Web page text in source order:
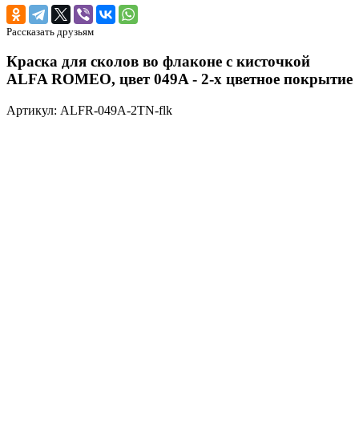
Рассказать друзьям
Краска для сколов во флаконе с кисточкой
ALFA ROMEO, цвет 049A - 2-х цветное покрытие
Артикул: ALFR-049A-2TN-flk